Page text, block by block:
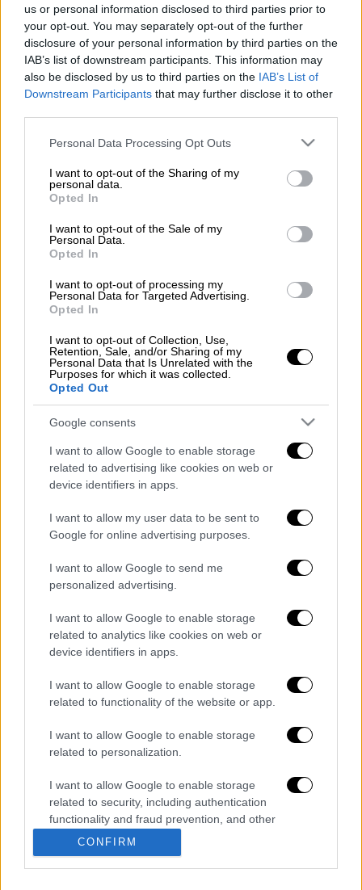
us or personal information disclosed to third parties prior to
your opt-out. You may separately opt-out of the further
disclosure of your personal information by third parties on the
IAB’s list of downstream participants. This information may
also be disclosed by us to third parties on the IAB’s List of
Downstream Participants that may further disclose it to other
Please note that this website/app uses one or more Google
not limited to your visit or usage behaviour. You may click to
grant or deny consent to Google and its third-party tags to
use your data for below specified purposes in below Google
consent section.
Personal Data Processing Opt Outs
I want to opt-out of the Sharing of my
personal data.
Opted In
I want to opt-out of the Sale of my
Personal Data.
Opted In
I want to opt-out of processing my
Personal Data for Targeted Advertising.
Opted In
I want to opt-out of Collection, Use,
Retention, Sale, and/or Sharing of my
Personal Data that Is Unrelated with the
Purposes for which it was collected.
Opted Out
Google consents
I want to allow Google to enable storage
related to advertising like cookies on web or
device identifiers in apps.
I want to allow my user data to be sent to
Google for online advertising purposes.
I want to allow Google to send me
personalized advertising.
I want to allow Google to enable storage
related to analytics like cookies on web or
device identifiers in apps.
I want to allow Google to enable storage
related to functionality of the website or app.
I want to allow Google to enable storage
related to personalization.
I want to allow Google to enable storage
related to security, including authentication
functionality and fraud prevention, and other
user protection.
CONFIRM
Προσθέστε το ΕΘΝΟΣ στη Google
ΟΤούρκος υπουργός Εξωτερικών,Χακάν
Φιντάντόνισε την ανησυχία τηςΤουρκίας
το ενδεχόμενο κλιμάκωσης και εξάπλωσης
της κρίσης στηνπεριοχή.
Τούρκος υπουργός Εξωτερικών
υπογράμμισε ωστόσο ότι οι χώρες
που
έχουν επιρροή στο
αποτρέψουν τηνκλιμάκωσητων εντάσεων
επανειλημμένα δηλώσει από την αρχή της
κρίσης στη Γάζα ότι εγκυμονείται ο κίνδυνος
να μετατραπεί σε περιφερειακή σύγκρουση.
Χακάν Φιντάνυπενθύμισε ότι πρέπει να
κηρυχθεί επειγόντως κατάπαυση του πυρός
και να παραδοθεί αδιάλειπτη ανθρωπιστική
βοήθεια στη Γάζα, διαφορετικά η κρίση θα
ΕΘΝΟΣ θα παρεμβαίνει και τα προσβλητικά σχόλια θα
διαγράφονται
καταχώρηση
Διαβάστε ακόμη
Χωρίς περιττώματα δε θα υπήρχε ζωή στη
Γη: Η επιστημονική ανακάλυψη που
ανατρέπει πολλά
Απίθανο ελληνικό πάρτι στο Άρσεναλ -
Ντόρτμουντ: Γκολάρα ο Καρέτσας, ασίστ